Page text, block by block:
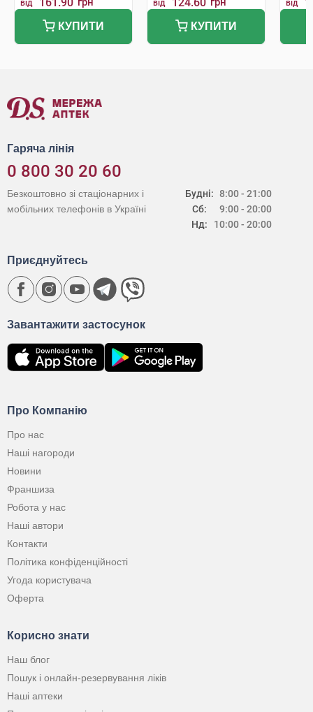
від
КУПИТИ
від
КУПИТИ
від
Гаряча лінія
0 800 30 20 60
Будні:
Сб:
Нд:
8:00 - 21:00
9:00 - 20:00
10:00 - 20:00
Безкоштовно зі стаціонарних і
мобільних телефонів в Україні
Про Компанію
Про нас
Наші нагороди
Новини
Франшиза
Робота у нас
Наші автори
Контакти
Політика конфіденційності
Угода користувача
Оферта
Корисно знати
Наш блог
Пошук і онлайн-резервування ліків
Наші аптеки
Завантажити застосунок
Приєднуйтесь